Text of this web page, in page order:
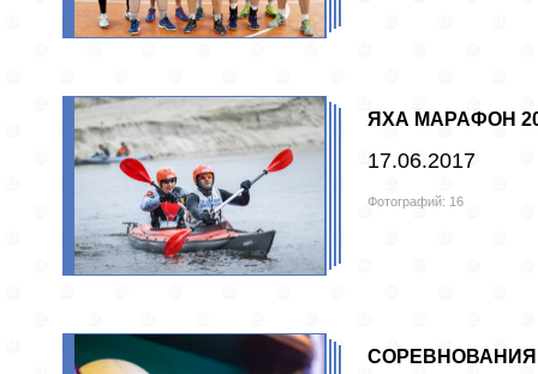
ЯХА МАРАФОН
17.06.2017
Фотографий: 16